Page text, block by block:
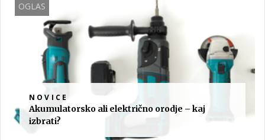
OGLAS
NOVICE
Akumulatorsko ali električno orodje – kaj
izbrati?